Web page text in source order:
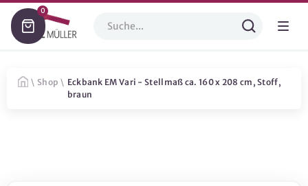
0
\ Shop \ Eckbank EM Vari - Stellmaß ca. 160 x 208 cm, Stoff,
braun